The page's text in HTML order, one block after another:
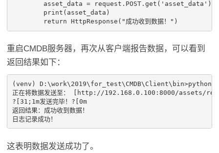
asset_data = request . POST. get ( 'asset_data' )
print ( asset_data )
return HttpResponse ( "成功收到数据！" )
重启CMDB服务器，再次从客户端报告数据，可以看到
返回结果如下：
(venv) D:\work\2019\for_test\CMDB\Client\bin>python
正在将数据发送至： [http://192.168.0.100:8000/
?[31;1m发送完毕！?[0m
返回结果：成功收到数据！
这表明数据发送成功了。